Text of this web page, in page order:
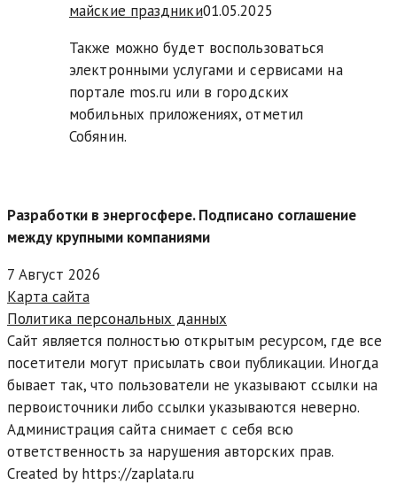
майские праздники01.05.2025
Также можно будет воспользоваться
электронными услугами и сервисами на
портале mos.ru или в городских
мобильных приложениях, отметил
Собянин.
Разработки в энергосфере. Подписано соглашение
между крупными компаниями
7 Август 2026
Карта сайта
Политика персональных данных
Сайт является полностью открытым ресурсом, где все
посетители могут присылать свои публикации. Иногда
бывает так, что пользователи не указывают ссылки на
первоисточники либо ссылки указываются неверно.
Администрация сайта снимает с себя всю
ответственность за нарушения авторских прав.
Created by https://zaplata.ru